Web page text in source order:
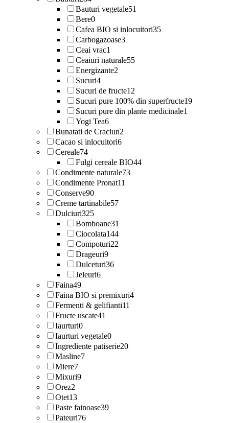
Bauturi vegetale51
Bere0
Cafea BIO si inlocuitori35
Carbogazoase3
Ceai vrac1
Ceaiuri naturale55
Energizante2
Sucuri4
Sucuri de fructe12
Sucuri pure 100% din superfructe19
Sucuri pure din plante medicinale1
Yogi Tea6
Bunatati de Craciun2
Cacao si inlocuitori6
Cereale74
Fulgi cereale BIO44
Condimente naturale73
Condimente Pronat11
Conserve90
Creme tartinabile57
Dulciuri325
Bomboane31
Ciocolata144
Compoturi22
Drageuri9
Dulceturi36
Jeleuri6
Faina49
Faina BIO si premixuri4
Fermenti & gelifianti11
Fructe uscate41
Iaurturi0
Iaurturi vegetale0
Ingrediente patiserie20
Masline7
Miere7
Mixuri9
Orez2
Otet13
Paste fainoase39
Pateuri76